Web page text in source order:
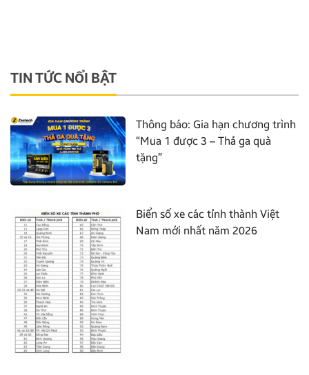
TIN TỨC NỔI BẬT
Thông báo: Gia hạn chương trình
“Mua 1 được 3 – Thả ga quà
tặng”
Biển số xe các tỉnh thành Việt
Nam mới nhất năm 2026